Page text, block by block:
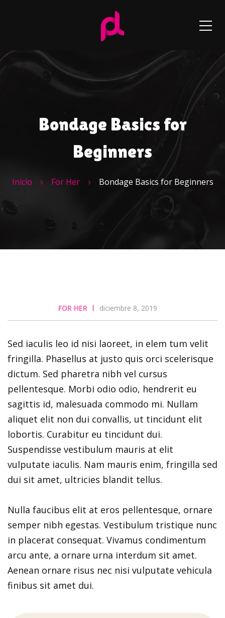
Bondage Basics for
Beginners
Inicio For Her Bondage Basics for Beginners
FOR HER diciembre 8, 2019
Sed iaculis leo id nisi laoreet, in elem tum velit
fringilla. Phasellus at justo quis orci scelerisque
dictum. Sed pharetra nibh vel cursus
pellentesque. Morbi odio odio, hendrerit eu
sagittis id, malesuada commodo mi. Nullam
aliquet elit non dui convallis, ut tincidunt elit
lobortis. Curabitur eu tincidunt dui.
Suspendisse vestibulum mauris at elit
vulputate iaculis. Nam mauris enim, fringilla sed
dui sit amet, ultricies blandit tellus.
Nulla faucibus elit at eros pellentesque, ornare
semper nibh egestas. Vestibulum tristique nunc
in placerat consequat. Vivamus condimentum
arcu ante, a ornare urna interdum sit amet.
Aenean ornare risus nec nisi vulputate vehicula
finibus sit amet dui.